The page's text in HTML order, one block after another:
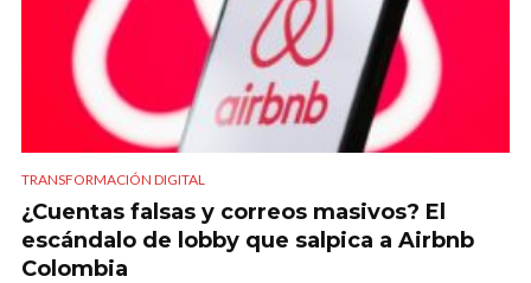
TRANSFORMACIÓN DIGITAL
¿Cuentas falsas y correos masivos? El
escándalo de lobby que salpica a Airbnb
Colombia